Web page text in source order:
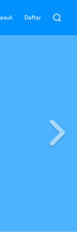
Daftar